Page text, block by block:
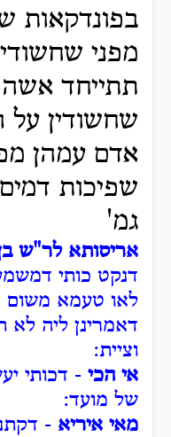
בפונדקאות
מפני
תתייחד אשה
שחשודין על
אדם עמהן
שפיכות
גמ'
אריסותא לר"ש
דנקט כותי
לאו טעמא משום
דאמרינן ליה
וציית:
אי הכי - דכותי
של מועד:
מאי איריא -